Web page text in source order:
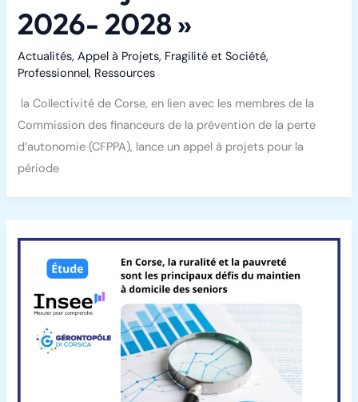
2026- 2028 »
Actualités,Appel à Projets, Fragilité et Société,
Professionnel, Ressources
la Collectivité de Corse, en lien avec les membres de la
Commission des financeurs de la prévention de la perte
d’autonomie (CFPPA), lance un appel à projets pour la
période